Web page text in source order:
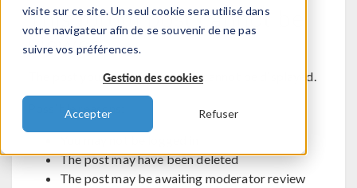
visite sur ce site. Un seul cookie sera utilisé dans
votre navigateur afin de se souvenir de ne pas
suivre vos préférences.
Gestion des cookies
Accepter Refuser
This forum post cannot be
viewed
The post you are trying to view cannot be displayed.
Possible reasons:
The post may have been deleted
The post may be awaiting moderator review